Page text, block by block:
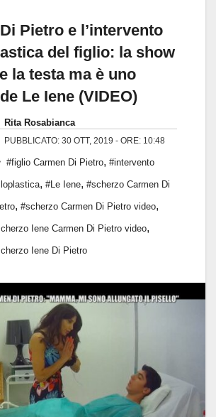
Pietro e l’intervento
del figlio: la show
la testa ma è uno
Le Iene (VIDEO)
Rita Rosabianca
PUBBLICATO: 30 OTT, 2019 - ORE: 10:48
#figlio Carmen Di Pietro, #intervento
, #Le Iene, #scherzo Carmen Di
, #scherzo Carmen Di Pietro video,
Iene Carmen Di Pietro video,
Iene Di Pietro